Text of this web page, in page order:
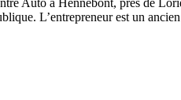
Auto à Hennebont, près de
L’entrepreneur est un